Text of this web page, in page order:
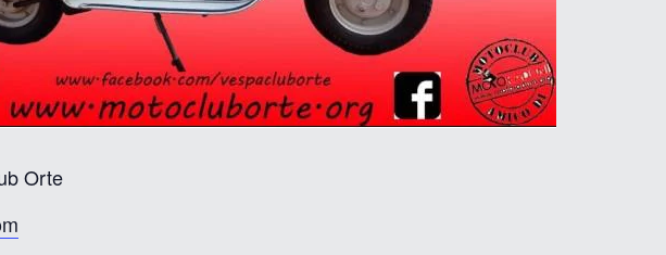
Orte